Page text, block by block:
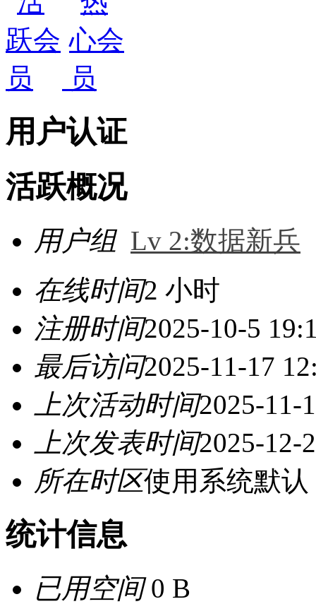
用户认证
活跃概况
用户组 Lv 2:数据新兵
在线时间2 小时
注册时间2025-10-5
最后访问2025-11-17
上次活动时间2025-11-
上次发表时间2025-12-
所在时区使用系统默认
统计信息
已用空间0 B